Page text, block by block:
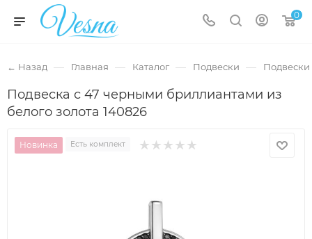
0
← Назад — Главная — Каталог — Подвески — Подвески
Подвеска с 47 черными бриллиантами из
белого золота 140826
Новинка Есть комплект